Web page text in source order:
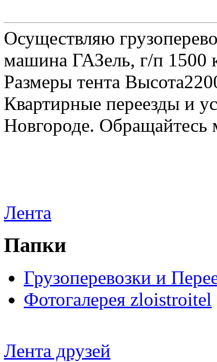
Осуществляю
машина ГАЗель, г/п 1500
Размеры тента
Квартирные переезды и
Новгороде.
Лента
Папки
Грузоперевозки и
Фотогалерея zloistroitel
Лента друзей